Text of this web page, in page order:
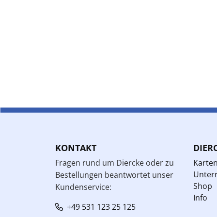
KONTAKT
Fragen rund um Diercke oder zu
Bestellungen beantwortet unser
Kundenservice:
+49 531 123 25 125
Karten
Shop
Info